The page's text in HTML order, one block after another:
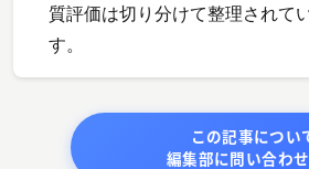
質評価は切り分けて整理されて
す。
この記事につい
編集部に問い合わ